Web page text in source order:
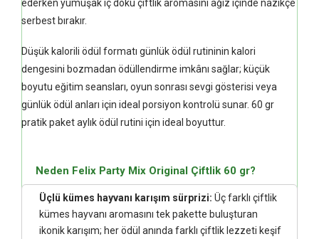
ederken yumuşak iç doku çiftlik aromasını ağız içinde nazikçe
serbest bırakır.
Düşük kalorili ödül formatı günlük ödül rutininin kalori
dengesini bozmadan ödüllendirme imkânı sağlar; küçük
boyutu eğitim seansları, oyun sonrası sevgi gösterisi veya
günlük ödül anları için ideal porsiyon kontrolü sunar. 60 gr
pratik paket aylık ödül rutini için ideal boyuttur.
Neden Felix Party Mix Original Çiftlik 60 gr?
Üçlü kümes hayvanı karışım sürprizi: Üç farklı çiftlik
kümes hayvanı aromasını tek pakette buluşturan
ikonik karışım; her ödül anında farklı çiftlik lezzeti keşif